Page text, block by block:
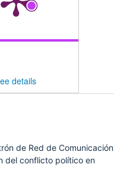
details
de Red de Comunicación
del conflicto político en